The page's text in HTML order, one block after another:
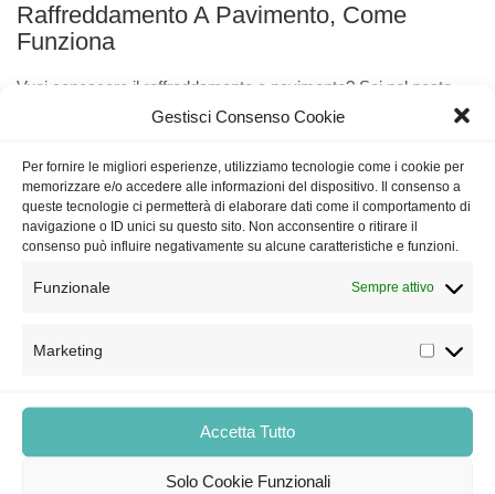
Gestisci Consenso Cookie
Per fornire le migliori esperienze, utilizziamo tecnologie come i cookie per
memorizzare e/o accedere alle informazioni del dispositivo. Il consenso a
queste tecnologie ci permetterà di elaborare dati come il comportamento di
navigazione o ID unici su questo sito. Non acconsentire o ritirare il
consenso può influire negativamente su alcune caratteristiche e funzioni.
Funzionale Sempre attivo
Marketing
Accetta Tutto
Solo Cookie Funzionali
Raffreddamento A Pavimento, Come
Funziona
Vuoi conoscere il raffreddamento a pavimento? Sei nel posto
giusto! Valida alternativa ai classici climatizzatori, questo
LEGGI DI PIÙ